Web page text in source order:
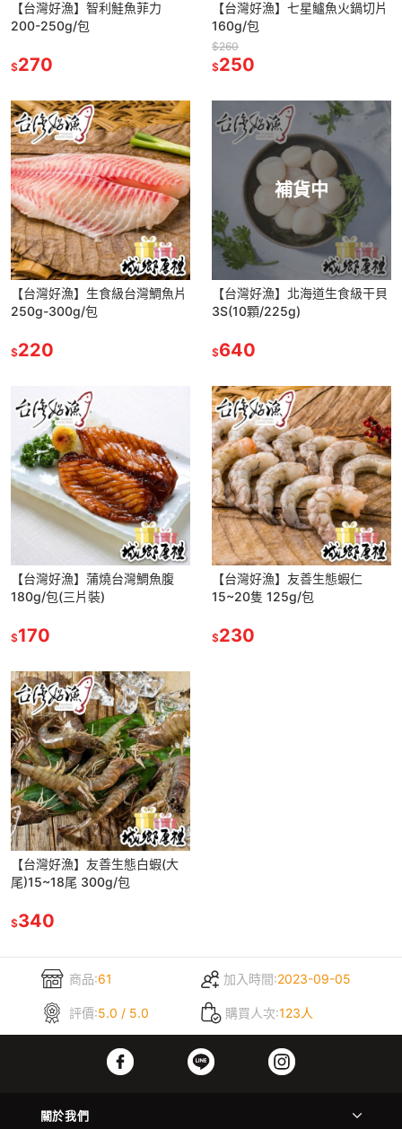
【台灣好漁】智利鮭魚菲力
200-250g/包
$270
【台灣好漁】七星鱸魚火鍋切片
160g/包
$260
$250
【台灣好漁】生食級台灣鯛魚片
250g-300g/包
$220
補貨中
【台灣好漁】北海道生食級干貝
3S(10顆/225g)
$640
【台灣好漁】蒲燒台灣鯛魚腹
180g/包(三片裝)
$170
【台灣好漁】友善生態蝦仁
15~20隻 125g/包
$230
【台灣好漁】友善生態白蝦(大
尾)15~18尾 300g/包
$340
商品:61 加入時間:2023-09-05
評價:5.0 / 5.0 購買人次:123人
關於我們